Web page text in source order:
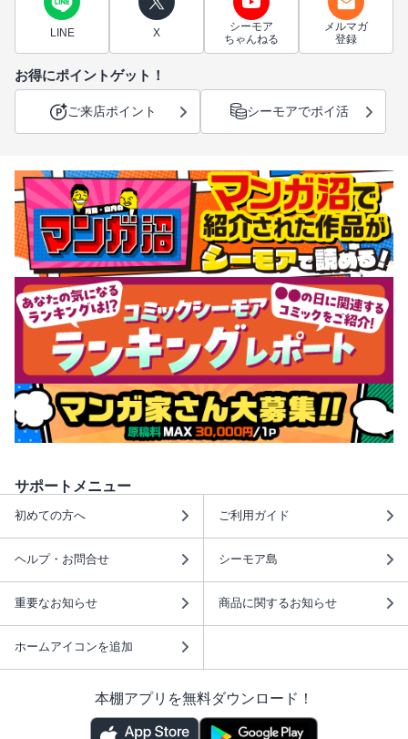
LINE X
シーモア
ちゃんねる
メルマガ
登録
お得にポイントゲット！
ご来店ポイント シーモアでポイ活
サポートメニュー
初めての方へ ご利用ガイド
ヘルプ・お問合せ シーモア島
重要なお知らせ 商品に関するお知らせ
ホームアイコンを追加
本棚アプリを無料ダウンロード！